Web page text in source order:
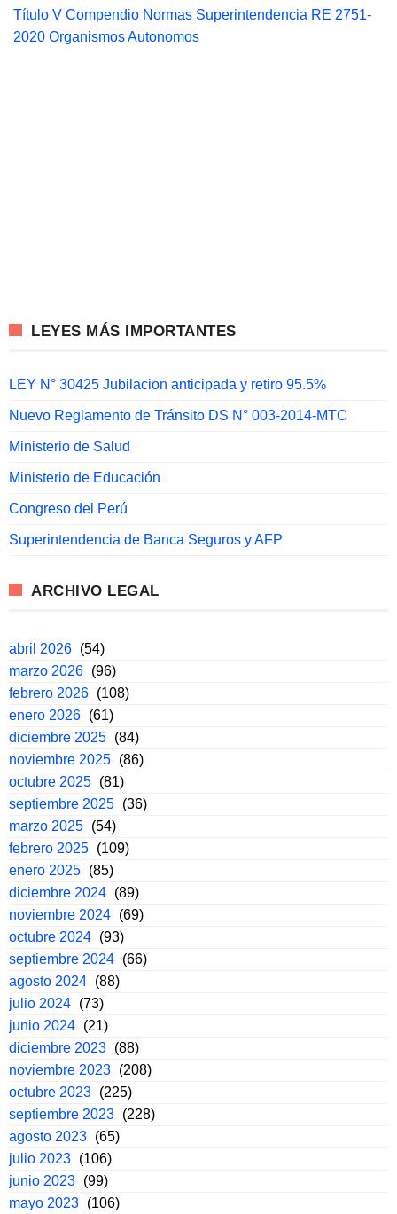
Título V Compendio Normas Superintendencia RE 2751-
2020 Organismos Autonomos
LEYES MÁS IMPORTANTES
LEY N° 30425 Jubilacion anticipada y retiro 95.5%
Nuevo Reglamento de Tránsito DS N° 003-2014-MTC
Ministerio de Salud
Ministerio de Educación
Congreso del Perú
Superintendencia de Banca Seguros y AFP
ARCHIVO LEGAL
abril 2026 (54)
marzo 2026 (96)
febrero 2026 (108)
enero 2026 (61)
diciembre 2025 (84)
noviembre 2025 (86)
octubre 2025 (81)
septiembre 2025 (36)
marzo 2025 (54)
febrero 2025 (109)
enero 2025 (85)
diciembre 2024 (89)
noviembre 2024 (69)
octubre 2024 (93)
septiembre 2024 (66)
agosto 2024 (88)
julio 2024 (73)
junio 2024 (21)
diciembre 2023 (88)
noviembre 2023 (208)
octubre 2023 (225)
septiembre 2023 (228)
agosto 2023 (65)
julio 2023 (106)
junio 2023 (99)
mayo 2023 (106)